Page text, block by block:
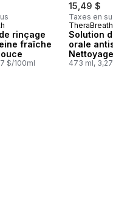
rinçage
fraîche
$/100ml
15,49 $
Taxes en
TheraBreath
Solution
orale
Menthe
473 ml,
longue durée, au
avec Soin de